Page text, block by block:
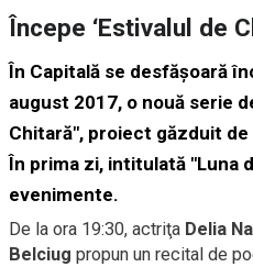
Începe ‘Estivalul de
În Capitală se desfăşoară
august 2017, o nouă serie
Chitară", proiect găzduit
În prima zi, intitulată "Luna
evenimente.
De la ora 19:30, actriţa Delia
Belciug propun un recital de